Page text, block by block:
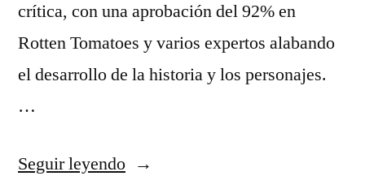
crítica, con una aprobación del 92% en
Rotten Tomatoes y varios expertos alabando
el desarrollo de la historia y los personajes.
…
Seguir leyendo«Supernatural